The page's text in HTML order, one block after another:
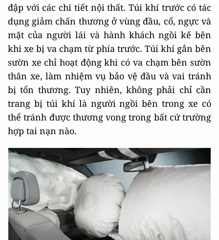
đập với các chi tiết nội thất. Túi khí trước có tác
dụng giảm chấn thương ở vùng đầu, cổ, ngực và
mặt của người lái và hành khách ngồi kế bên
khi xe bị va chạm từ phía trước. Túi khí gắn bên
sườn xe chỉ hoạt động khi có va chạm bên sườn
thân xe, làm nhiệm vụ bảo vệ đầu và vai tránh
bị tổn thương. Tuy nhiên, không phải chỉ cần
trang bị túi khí là người ngồi bên trong xe có
thể tránh được thương vong trong bất cứ trường
hợp tai nạn nào.